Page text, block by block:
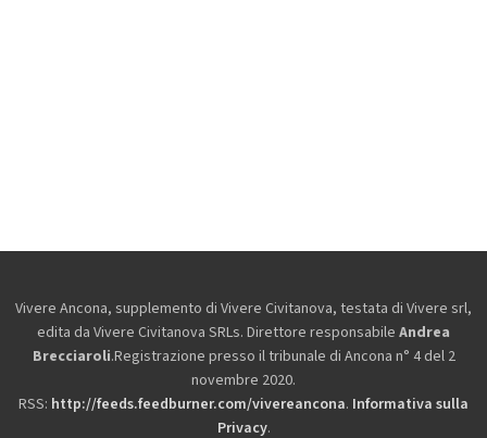
Vivere Ancona, supplemento di Vivere Civitanova, testata di Vivere srl,
edita da Vivere Civitanova SRLs. Direttore responsabile Andrea
Brecciaroli.Registrazione presso il tribunale di Ancona n° 4 del 2
novembre 2020.
RSS: http://feeds.feedburner.com/vivereancona. Informativa sulla
Privacy.